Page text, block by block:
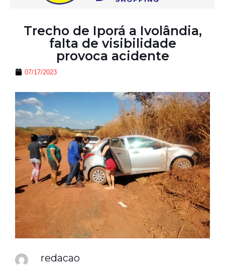
Trecho de Iporá a Ivolândia,
falta de visibilidade
provoca acidente
07/17/2023
redacao